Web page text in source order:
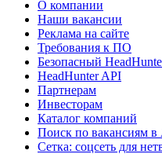
О компании
Наши вакансии
Реклама на сайте
Требования к ПО
Безопасный
HeadHunter API
Партнерам
Инвесторам
Каталог компаний
Поиск по вакансиям
Сетка: соцсеть для